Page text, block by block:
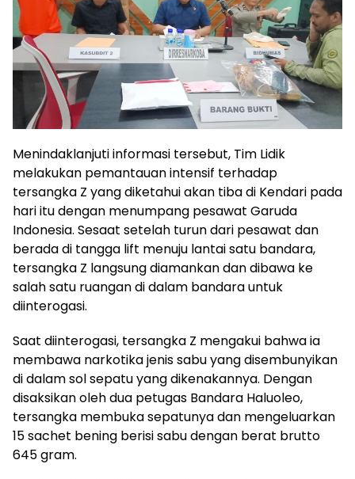
Menindaklanjuti informasi tersebut, Tim Lidik
melakukan pemantauan intensif terhadap
tersangka Z yang diketahui akan tiba di Kendari pada
hari itu dengan menumpang pesawat Garuda
Indonesia. Sesaat setelah turun dari pesawat dan
berada di tangga lift menuju lantai satu bandara,
tersangka Z langsung diamankan dan dibawa ke
salah satu ruangan di dalam bandara untuk
diinterogasi.
Saat diinterogasi, tersangka Z mengakui bahwa ia
membawa narkotika jenis sabu yang disembunyikan
di dalam sol sepatu yang dikenakannya. Dengan
disaksikan oleh dua petugas Bandara Haluoleo,
tersangka membuka sepatunya dan mengeluarkan
15 sachet bening berisi sabu dengan berat brutto
645 gram.